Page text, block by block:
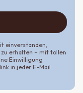
einverstanden,
zu erhalten – mit tollen
Einwilligung
in jeder E-Mail.